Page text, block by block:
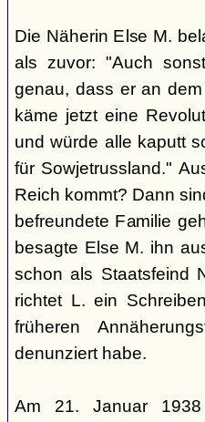
Die Näherin Else M.
als zuvor: "Auch
genau, dass er an
käme jetzt eine
und würde alle kaputt
für Sowjetrussland."
Reich kommt? Dann
befreundete Familie
besagte Else M. ihn
schon als Staatsfeind
richtet L. ein
früheren
denunziert habe.
Am 21. Januar 1938